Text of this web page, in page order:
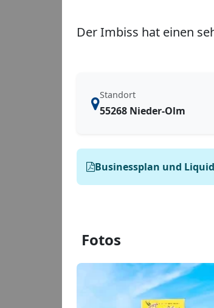
Der Imbiss hat einen
Standort
55268 Nieder-Olm
Businessplan und
Fotos